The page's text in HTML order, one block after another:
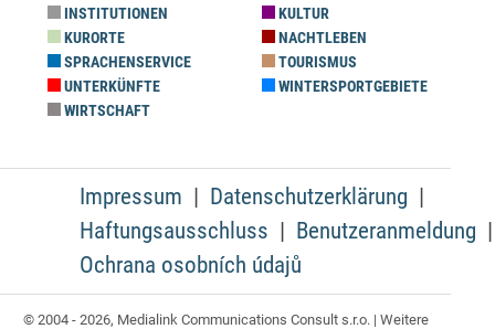
INSTITUTIONEN
KULTUR
KURORTE
NACHTLEBEN
SPRACHENSERVICE
TOURISMUS
UNTERKÜNFTE
WINTERSPORTGEBIETE
WIRTSCHAFT
Impressum
Datenschutzerklärung
Haftungsausschluss
Benutzeranmeldung
Ochrana osobních údajů
© 2004 - 2026, Medialink Communications Consult s.r.o. | Weitere